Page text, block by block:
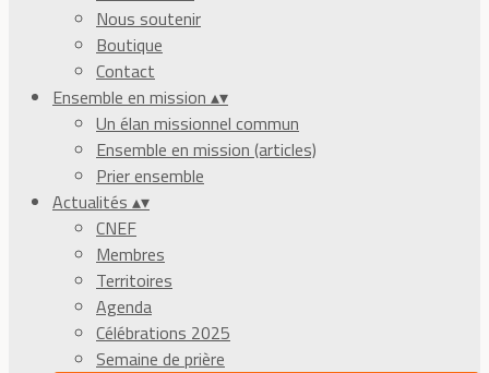
Nous soutenir
Boutique
Contact
Ensemble en mission ▴▾
Un élan missionnel commun
Ensemble en mission (articles)
Prier ensemble
Actualités ▴▾
CNEF
Membres
Territoires
Agenda
Célébrations 2025
Semaine de prière